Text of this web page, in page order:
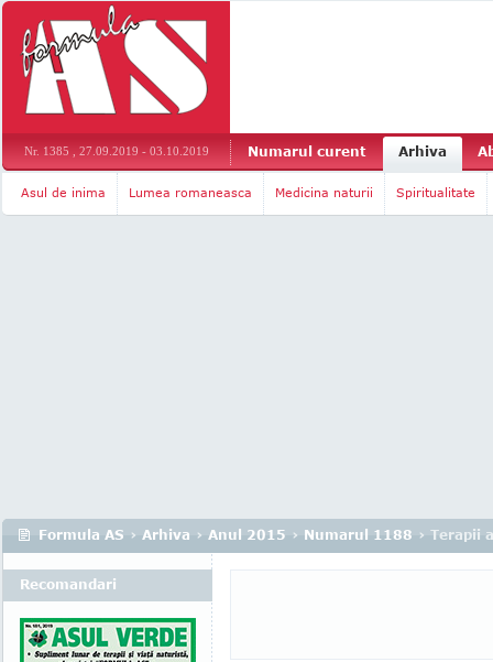
Nr. 1385 , 27.09.2019 - 03.10.2019 Numarul curent Arhiva
Asul de inima Lumea romaneasca Medicina naturii Spiritualitate
Formula AS › Arhiva › Anul 2015 › Numarul 1188 › Terapii
Recomandari